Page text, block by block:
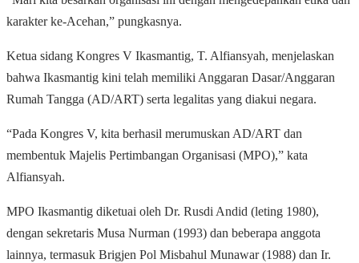
karakter ke-Acehan,” pungkasnya.
Ketua sidang Kongres V Ikasmantig, T. Alfiansyah, menjelaskan
bahwa Ikasmantig kini telah memiliki Anggaran Dasar/Anggaran
Rumah Tangga (AD/ART) serta legalitas yang diakui negara.
“Pada Kongres V, kita berhasil merumuskan AD/ART dan
membentuk Majelis Pertimbangan Organisasi (MPO),” kata
Alfiansyah.
MPO Ikasmantig diketuai oleh Dr. Rusdi Andid (leting 1980),
dengan sekretaris Musa Nurman (1993) dan beberapa anggota
lainnya, termasuk Brigjen Pol Misbahul Munawar (1988) dan Ir.